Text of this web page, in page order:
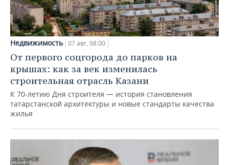
Недвижимость 07 авг, 08:00
От первого соцгорода до парков на
крышах: как за век изменилась
строительная отрасль Казани
К 70-летию Дня строителя — история становления
татарстанской архитектуры и новые стандарты качества
жилья